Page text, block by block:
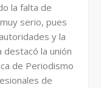
la falta de
serio, pues
y la
destacó la unión
de Periodismo
de